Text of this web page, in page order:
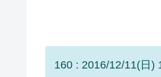
160 : 2016/12/11(日)